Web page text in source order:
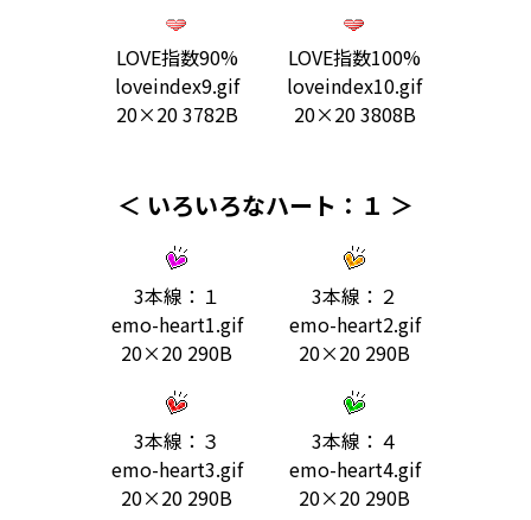
LOVE指数90%
loveindex9.gif
20×20 3782B
LOVE指数100%
loveindex10.gif
20×20 3808B
＜ いろいろなハート：１ ＞
3本線：１
emo-heart1.gif
20×20 290B
3本線：２
emo-heart2.gif
20×20 290B
3本線：３
emo-heart3.gif
20×20 290B
3本線：４
emo-heart4.gif
20×20 290B